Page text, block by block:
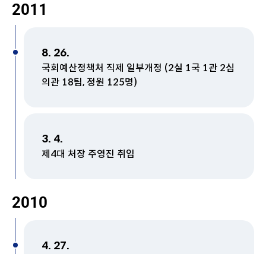
2011
8. 26.
국회예산정책처 직제 일부개정 (2실 1국 1관 2심
의관 18팀, 정원 125명)
3. 4.
제4대 처장 주영진 취임
2010
4. 27.